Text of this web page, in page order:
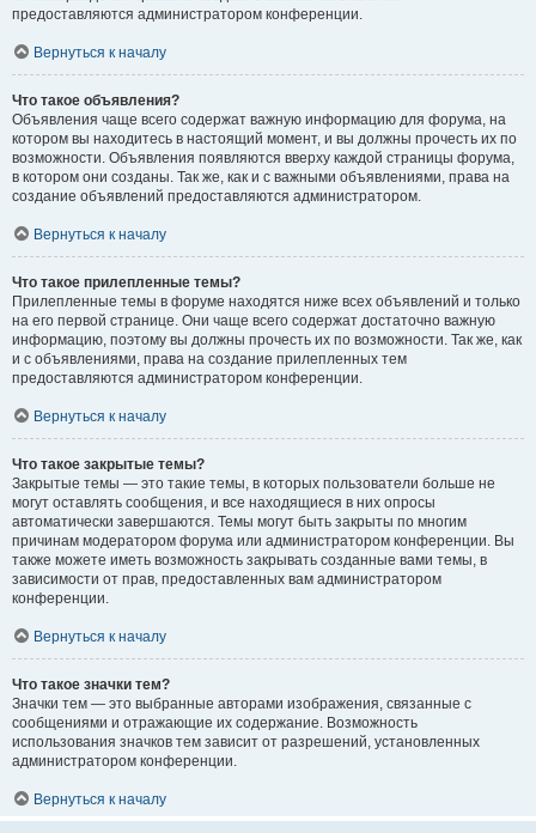
предоставляются администратором конференции.
Вернуться к началу
Что такое объявления?
Объявления чаще всего содержат важную информацию для форума, на
котором вы находитесь в настоящий момент, и вы должны прочесть их по
возможности. Объявления появляются вверху каждой страницы форума,
в котором они созданы. Так же, как и с важными объявлениями, права на
создание объявлений предоставляются администратором.
Вернуться к началу
Что такое прилепленные темы?
Прилепленные темы в форуме находятся ниже всех объявлений и только
на его первой странице. Они чаще всего содержат достаточно важную
информацию, поэтому вы должны прочесть их по возможности. Так же, как
и с объявлениями, права на создание прилепленных тем
предоставляются администратором конференции.
Вернуться к началу
Что такое закрытые темы?
Закрытые темы — это такие темы, в которых пользователи больше не
могут оставлять сообщения, и все находящиеся в них опросы
автоматически завершаются. Темы могут быть закрыты по многим
причинам модератором форума или администратором конференции. Вы
также можете иметь возможность закрывать созданные вами темы, в
зависимости от прав, предоставленных вам администратором
конференции.
Вернуться к началу
Что такое значки тем?
Значки тем — это выбранные авторами изображения, связанные с
сообщениями и отражающие их содержание. Возможность
использования значков тем зависит от разрешений, установленных
администратором конференции.
Вернуться к началу